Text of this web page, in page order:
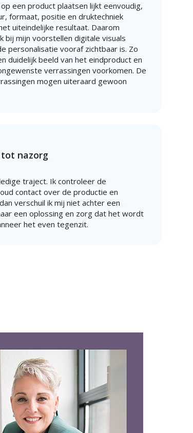
een product plaatsen lijkt eenvoudig,
formaat, positie en druktechniek
uiteindelijke resultaat. Daarom
bij mijn voorstellen digitale visuals
personalisatie vooraf zichtbaar is. Zo
duidelijk beeld van het eindproduct en
verrassingen voorkomen. De
mogen uiteraard gewoon
tot nazorg
traject. Ik controleer de
contact over de productie en
verschuil ik mij niet achter een
een oplossing en zorg dat het wordt
het even tegenzit.